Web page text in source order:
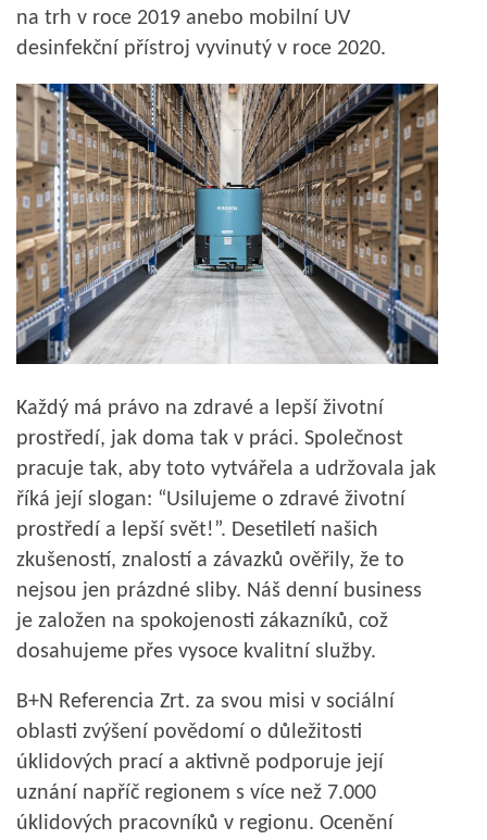
na trh v roce 2019 anebo mobilní UV
desinfekční přístroj vyvinutý v roce 2020.
Každý má právo na zdravé a lepší životní
prostředí, jak doma tak v práci. Společnost
pracuje tak, aby toto vytvářela a udržovala jak
říká její slogan: “Usilujeme o zdravé životní
prostředí a lepší svět!”. Desetiletí našich
zkušeností, znalostí a závazků ověřily, že to
nejsou jen prázdné sliby. Náš denní business
je založen na spokojenosti zákazníků, což
dosahujeme přes vysoce kvalitní služby.
B+N Referencia Zrt. za svou misi v sociální
oblasti zvýšení povědomí o důležitosti
úklidových prací a aktivně podporuje její
uznání napříč regionem s více než 7.000
úklidových pracovníků v regionu. Ocenění